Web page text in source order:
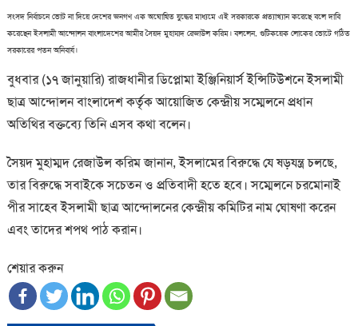
সংসদ নির্বাচনে ভোট না দিয়ে দেশের জনগণ এক অঘোষিত যুদ্ধের মাধ্যমে এই সরকারকে প্রত্যাখ্যান করেছে বলে দাবি
করেছেন ইসলামী আন্দোলন বাংলাদেশের আমীর সৈয়দ মুহাম্মদ রেজাউল করিম। বললেন, গুটিকয়েক লোকের ভোটে গঠিত
সরকারের পতন অনিবার্য।
বুধবার (১৭ জানুয়ারি) রাজধানীর ডিপ্লোমা ইঞ্জিনিয়ার্স ইন্সিটিউশনে ইসলামী
ছাত্র আন্দোলন বাংলাদেশ কর্তৃক আয়োজিত কেন্দ্রীয় সম্মেলনে প্রধান
অতিথির বক্তব্যে তিনি এসব কথা বলেন।
সৈয়দ মুহাম্মদ রেজাউল করিম জানান, ইসলামের বিরুদ্ধে যে ষড়যন্ত্র চলছে,
তার বিরুদ্ধে সবাইকে সচেতন ও প্রতিবাদী হতে হবে। সম্মেলনে চরমোনাই
পীর সাহেব ইসলামী ছাত্র আন্দোলনের কেন্দ্রীয় কমিটির নাম ঘোষণা করেন
এবং তাদের শপথ পাঠ করান।
শেয়ার করুন